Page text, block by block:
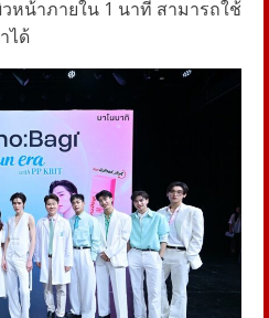
หน้าภายใน 1 นาที สามารถใช้
ได้